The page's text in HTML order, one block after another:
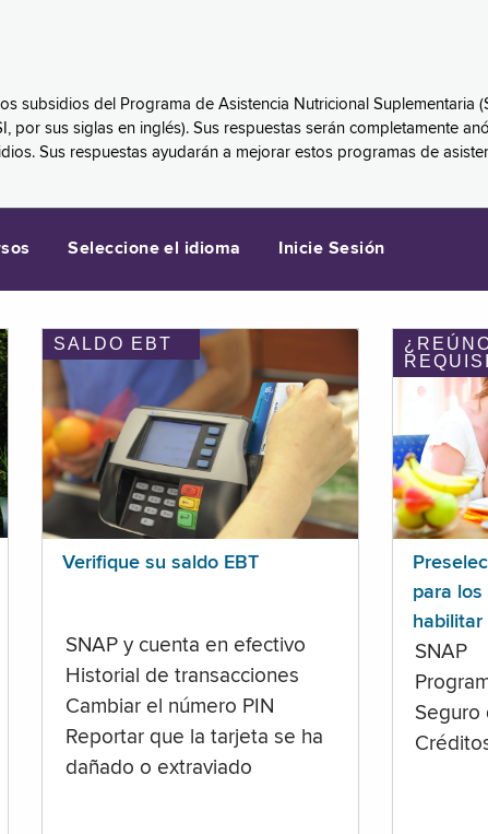
subsidios del Programa de Asistencia Nutricional Suplementaria
por sus siglas en inglés). Sus respuestas serán completamente
Sus respuestas ayudarán a mejorar estos programas de
Seleccione el idioma Inicie Sesión
SALDO EBT
Verifique su saldo EBT
SNAP y cuenta en efectivo
Historial de transacciones
Cambiar el número PIN
Reportar que la tarjeta se ha
dañado o extraviado
para los
habilitar
SNAP
Seguro